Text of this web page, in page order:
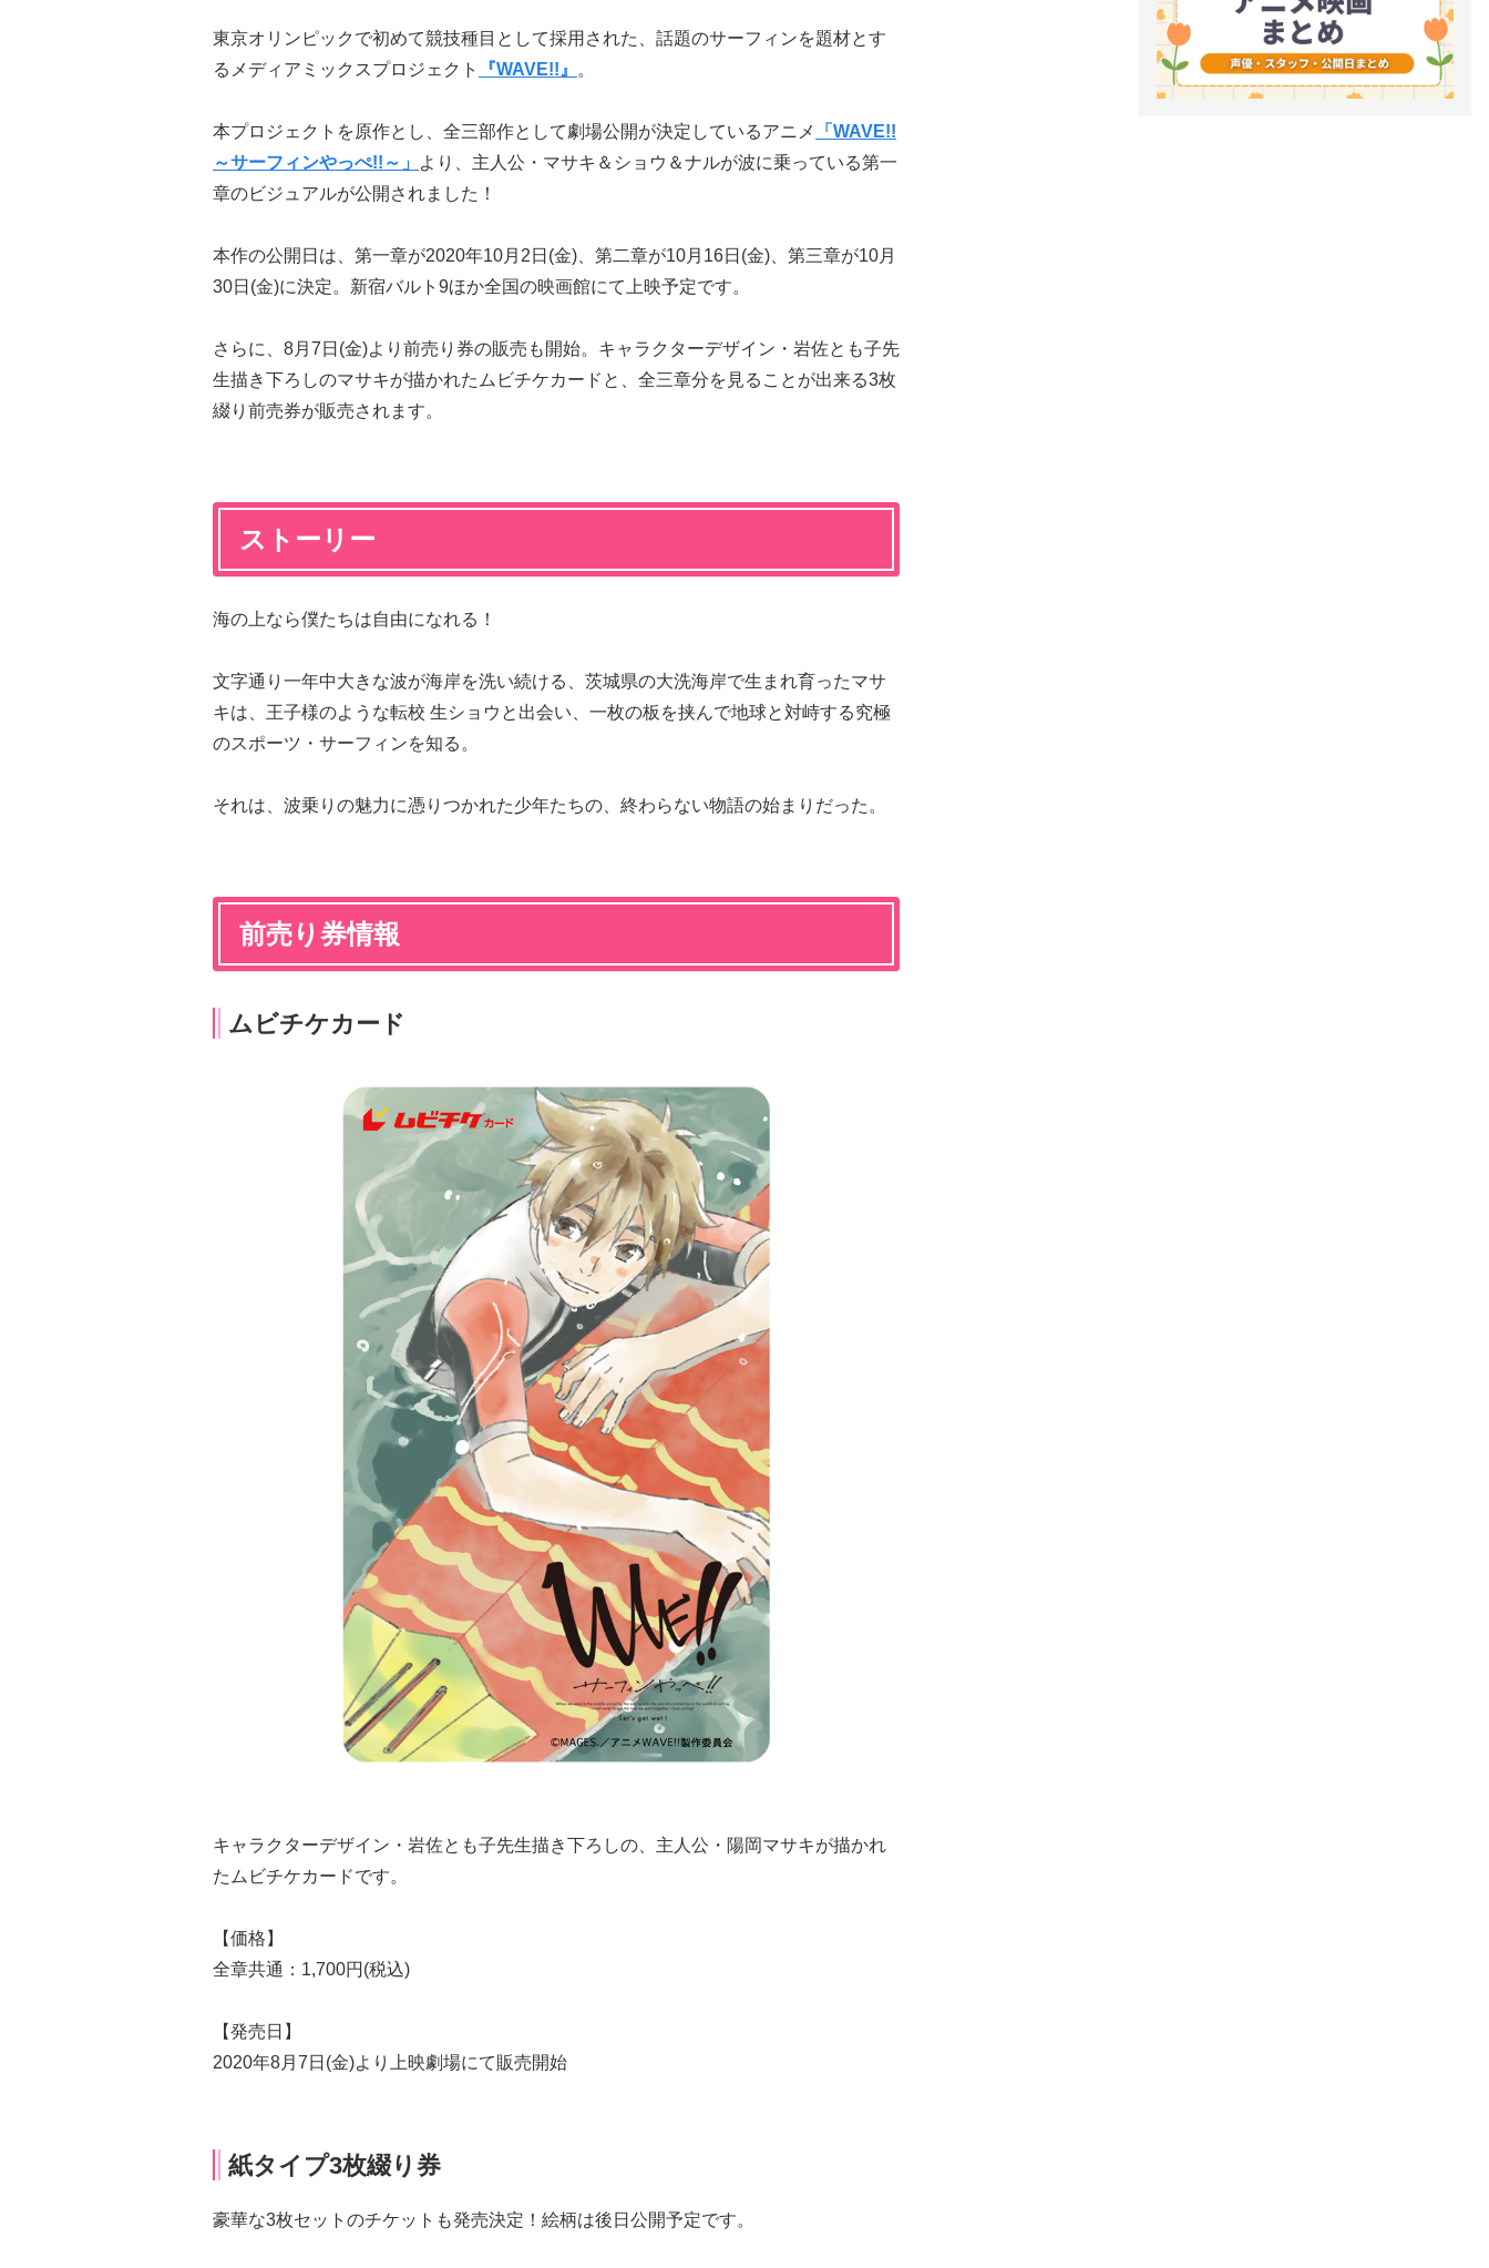
東京オリンピックで初めて競技種目として採用された、話題のサーフィンを題材とす
るメディアミックスプロジェクト
『WAVE!!』 。
本プロジェクトを原作とし、全三部作として劇場公開が決定しているアニメ
「WAVE!!
～サーフィンやっぺ!!～」 より、主人公・マサキ＆ショウ＆ナルが波に乗っている第一
章のビジュアルが公開されました！
本作の公開日は、第一章が2020年10月2日(金)、第二章が10月16日(金)、第三章が10月
30日(金)に決定。新宿バルト9ほか全国の映画館にて上映予定です。
さらに、8月7日(金)より前売り券の販売も開始。キャラクターデザイン・岩佐とも子先
生描き下ろしのマサキが描かれたムビチケカードと、全三章分を見ることが出来る3枚
綴り前売券が販売されます。
ストーリー
海の上なら僕たちは自由になれる！
文字通り一年中大きな波が海岸を洗い続ける、茨城県の大洗海岸で生まれ育ったマサ
キは、王子様のような転校 生ショウと出会い、一枚の板を挟んで地球と対峙する究極
のスポーツ・サーフィンを知る。
それは、波乗りの魅力に憑りつかれた少年たちの、終わらない物語の始まりだった。
前売り券情報
ムビチケカード
キャラクターデザイン・岩佐とも子先生描き下ろしの、主人公・陽岡マサキが描かれ
たムビチケカードです。
【価格】
全章共通：1,700円(税込)
【発売日】
2020年8月7日(金)より上映劇場にて販売開始
紙タイプ3枚綴り券
豪華な3枚セットのチケットも発売決定！絵柄は後日公開予定です。